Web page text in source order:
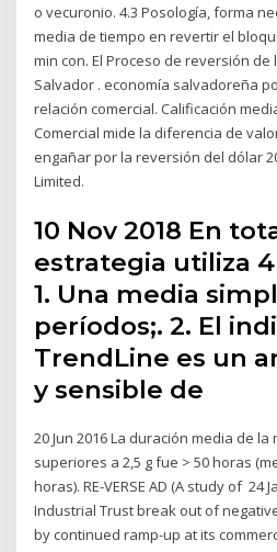
o vecuronio. 4.3 Posología, forma
media de tiempo en revertir el
min con. El Proceso de reversión de
Salvador . economía salvadoreña
relación comercial. Calificación
Comercial mide la diferencia de
engañar por la reversión del dólar
Limited.
10 Nov 2018 En
estrategia utiliza
1. Una media
períodos;. 2. El
TrendLine es un
y sensible de
20 Jun 2016 La duración media de
superiores a 2,5 g fue > 50 horas
horas). RE-VERSE AD (A study of 24
Industrial Trust break out of
by continued ramp-up at its